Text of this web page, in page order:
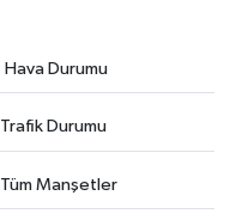
Hava Durumu
Trafik Durumu
Tüm Manşetler